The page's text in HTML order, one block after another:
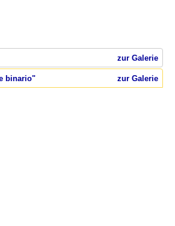
zur Galerie
zur Galerie
binario"